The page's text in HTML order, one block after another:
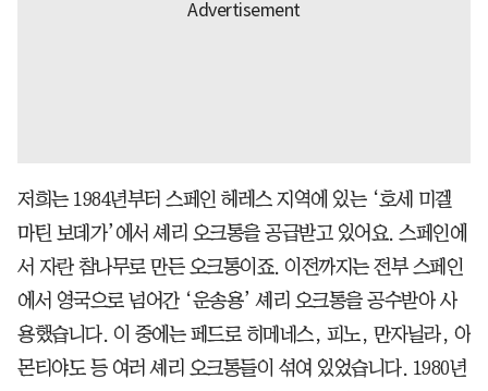
저희는 1984년부터 스페인 헤레스 지역에 있는 ‘호세 미겔
마틴 보데가’에서 셰리 오크통을 공급받고 있어요. 스페인에
서 자란 참나무로 만든 오크통이죠. 이전까지는 전부 스페인
에서 영국으로 넘어간 ‘운송용’ 셰리 오크통을 공수받아 사
용했습니다. 이 중에는 페드로 히메네스, 피노, 만자닐라, 아
몬티야도 등 여러 셰리 오크통들이 섞여 있었습니다. 1980년